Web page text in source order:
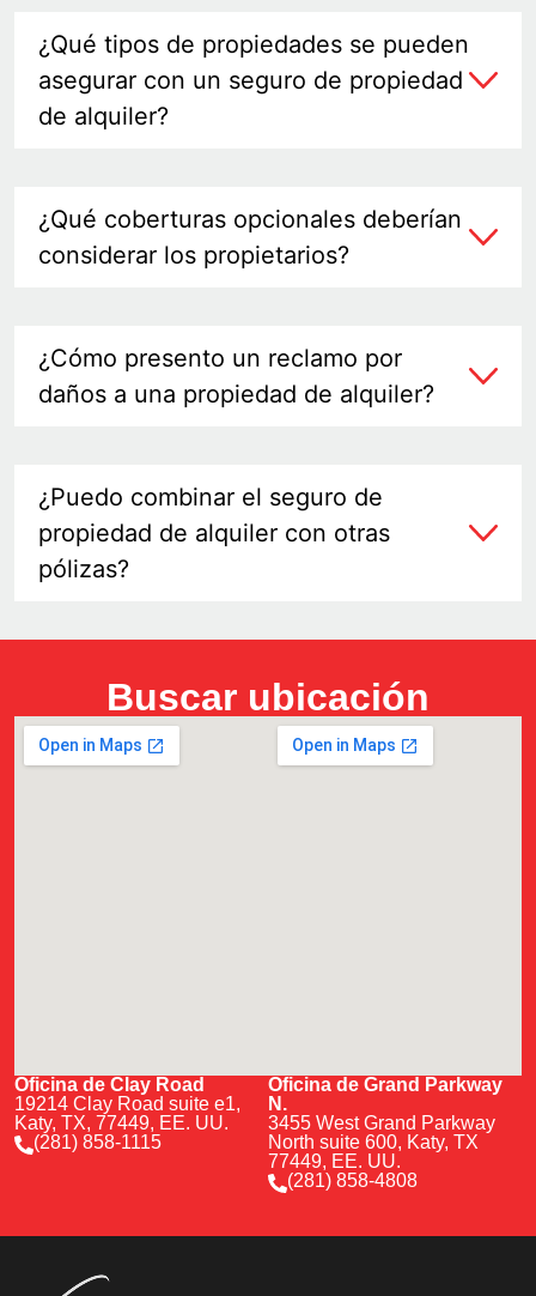
¿Qué tipos de propiedades se pueden
asegurar con un seguro de propiedad
de alquiler?
¿Qué coberturas opcionales deberían
considerar los propietarios?
¿Cómo presento un reclamo por
daños a una propiedad de alquiler?
¿Puedo combinar el seguro de
propiedad de alquiler con otras
pólizas?
Buscar ubicación
Oficina de Clay Road
19214 Clay Road suite e1,
Katy, TX, 77449, EE. UU.
(281) 858-1115
Oficina de Grand Parkway
N.
3455 West Grand Parkway
North suite 600, Katy, TX
77449, EE. UU.
(281) 858-4808